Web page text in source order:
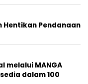
Hentikan Pendanaan
melalui MANGA
dalam 100